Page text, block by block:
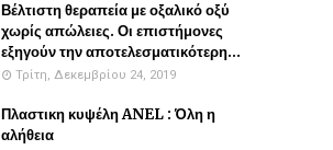
Βέλτιστη θεραπεία με οξαλικό οξύ
χωρίς απώλειες. Οι επιστήμονες
εξηγούν την αποτελεσματικότερη...
Τρίτη, Δεκεμβρίου 24, 2019
Πλαστικη κυψέλη ANEL : Όλη η
αλήθεια